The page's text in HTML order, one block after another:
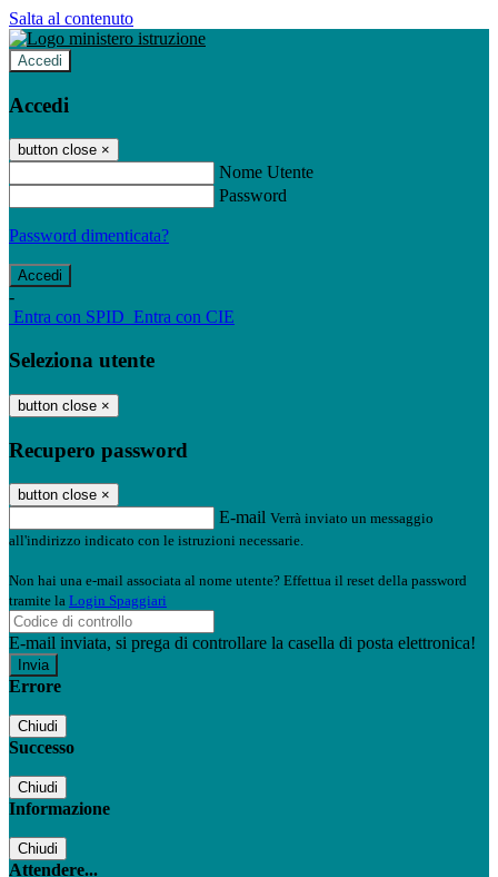
Salta al contenuto
Accedi
Accedi
button close ×
Nome Utente
Password
Password dimenticata?
-
Entra con SPID Entra con CIE
Seleziona utente
button close ×
Recupero password
button close ×
E-mail Verrà inviato un messaggio
all'indirizzo indicato con le istruzioni necessarie.
Non hai una e-mail associata al nome utente? Effettua il reset della password
tramite la Login Spaggiari
E-mail inviata, si prega di controllare la casella di posta elettronica!
Errore
Chiudi
Successo
Chiudi
Informazione
Chiudi
Attendere...